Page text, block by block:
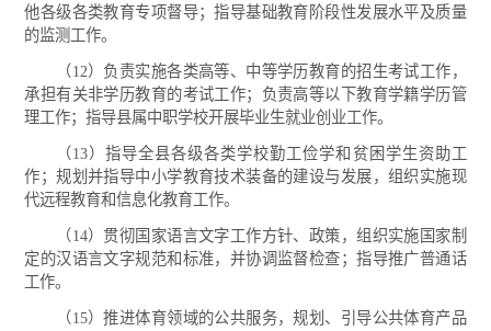
他各级各类教育专项督导；指导基础教育阶段性发展水平及质量
的监测工作。
（12）负责实施各类高等、中等学历教育的招生考试工作，
承担有关非学历教育的考试工作；负责高等以下教育学籍学历管
理工作；指导县属中职学校开展毕业生就业创业工作。
（13）指导全县各级各类学校勤工俭学和贫困学生资助工
作；规划并指导中小学教育技术装备的建设与发展，组织实施现
代远程教育和信息化教育工作。
（14）贯彻国家语言文字工作方针、政策，组织实施国家制
定的汉语言文字规范和标准，并协调监督检查；指导推广普通话
工作。
（15）推进体育领域的公共服务，规划、引导公共体育产品